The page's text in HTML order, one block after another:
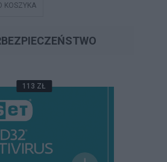
KOSZYKA
113 ZŁ